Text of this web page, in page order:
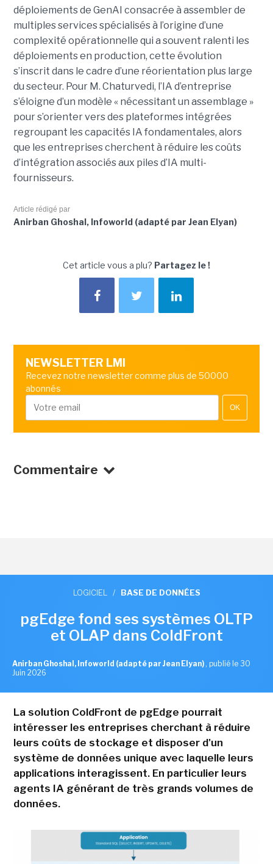
déploiements de GenAI consacrée à assembler de
multiples services spécialisés à l’origine d’une
complexité opérationnelle qui a souvent ralenti les
déploiements en production, cette évolution
s’inscrit dans le cadre d’une réorientation plus large
du secteur. Pour M. Chaturvedi, l’IA d’entreprise
s’éloigne d’un modèle « nécessitant un assemblage »
pour s’orienter vers des plateformes intégrées
regroupant les capacités IA fondamentales, alors
que les entreprises cherchent à réduire les coûts
d’intégration associés aux piles d’IA multi-
fournisseurs.
Article rédigé par
Anirban Ghoshal, Infoworld (adapté par Jean Elyan)
Cet article vous a plu? Partagez le !
NEWSLETTER LMI
Recevez notre newsletter comme plus de 50000
abonnés
OK
Commentaire
LOGICIEL / BASE DE DONNÉES
pgEdge fond ses systèmes OLTP
et OLAP dans ColdFront
Anirban Ghoshal, Infoworld (adapté par Jean Elyan) , publié le 30
Juin 2026
La solution ColdFront de pgEdge pourrait
intéresser les entreprises cherchant à réduire
leurs coûts de stockage et disposer d'un
système de données unique avec laquelle leurs
applications interagissent. En particulier leurs
agents IA générant de très grands volumes de
données.